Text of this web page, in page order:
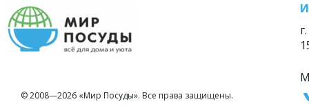
© 2008—2026 «Мир Посуды». Все права защищены.